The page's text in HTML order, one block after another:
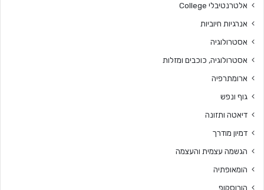
אלטרנטיבלי College
אנרגיות חיוביות
אסטרולוגיה
אסטרולוגיה, כוכבים ומזלות
ארומתרפיה
גוף ונפש
דיאטה ותזונה
דמיון מודרך
הגשמה עצמית והעצמה
הומאופתיה
הורוסקופ